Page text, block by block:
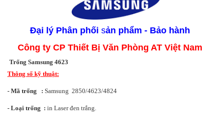
Đại lý Phân phối sản phẩm - Bảo hành
Công ty CP Thiết Bị Văn Phòng AT Việt Nam
Trống Samsung 4623
Thông số kỹ thuật:
- Mã trống : Samsung 2850/4623/4824
- Loại trống : in Laser đen trắng.